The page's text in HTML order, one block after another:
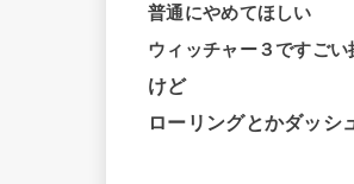
普通にやめてほしい
ウィッチャー３ですご
けど
ローリングとかダッシ